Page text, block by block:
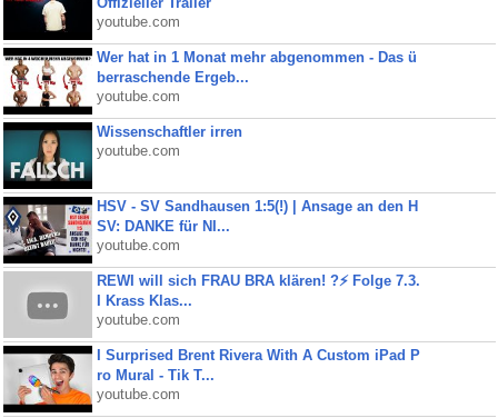
youtube.com
Wer hat in 1 Monat mehr abgenommen - Das ü
berraschende Ergeb...
youtube.com
Wissenschaftler irren
youtube.com
HSV - SV Sandhausen 1:5(!) | Ansage an den H
SV: DANKE für NI...
youtube.com
REWI will sich FRAU BRA klären! ?⚡️ Folge 7.3.
I Krass Klas...
youtube.com
I Surprised Brent Rivera With A Custom iPad P
ro Mural - Tik T...
youtube.com